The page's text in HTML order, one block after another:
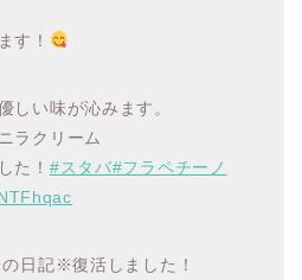
す！
しい味が沁みます。
ラクリーム
た！ #スタバ#フラペチーノ
日記※復活しました！